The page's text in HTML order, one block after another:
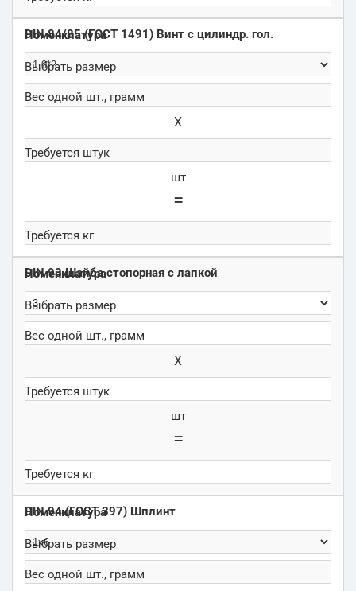
DIN 84/85 (ГОСТ 1491) Винт с цилиндр. гол.
Х
шт
=
DIN 93 Шайба стопорная с лапкой
Х
шт
=
DIN 94 (ГОСТ 397) Шплинт